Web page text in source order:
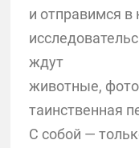
и отправимся в
ждут
животные,
таинственная
С собой —